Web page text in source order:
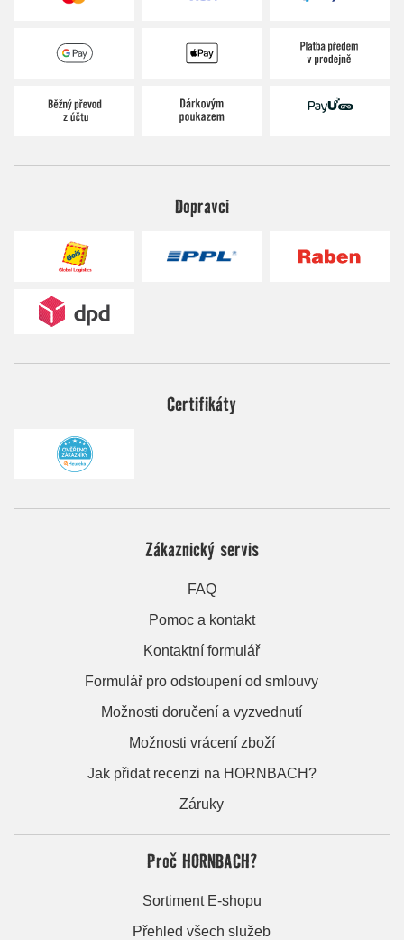
Dopravci
Certifikáty
Zákaznický servis
FAQ
Pomoc a kontakt
Kontaktní formulář
Formulář pro odstoupení od smlouvy
Možnosti doručení a vyzvednutí
Možnosti vrácení zboží
Jak přidat recenzi na HORNBACH?
Záruky
Proč HORNBACH?
Sortiment E-shopu
Přehled všech služeb